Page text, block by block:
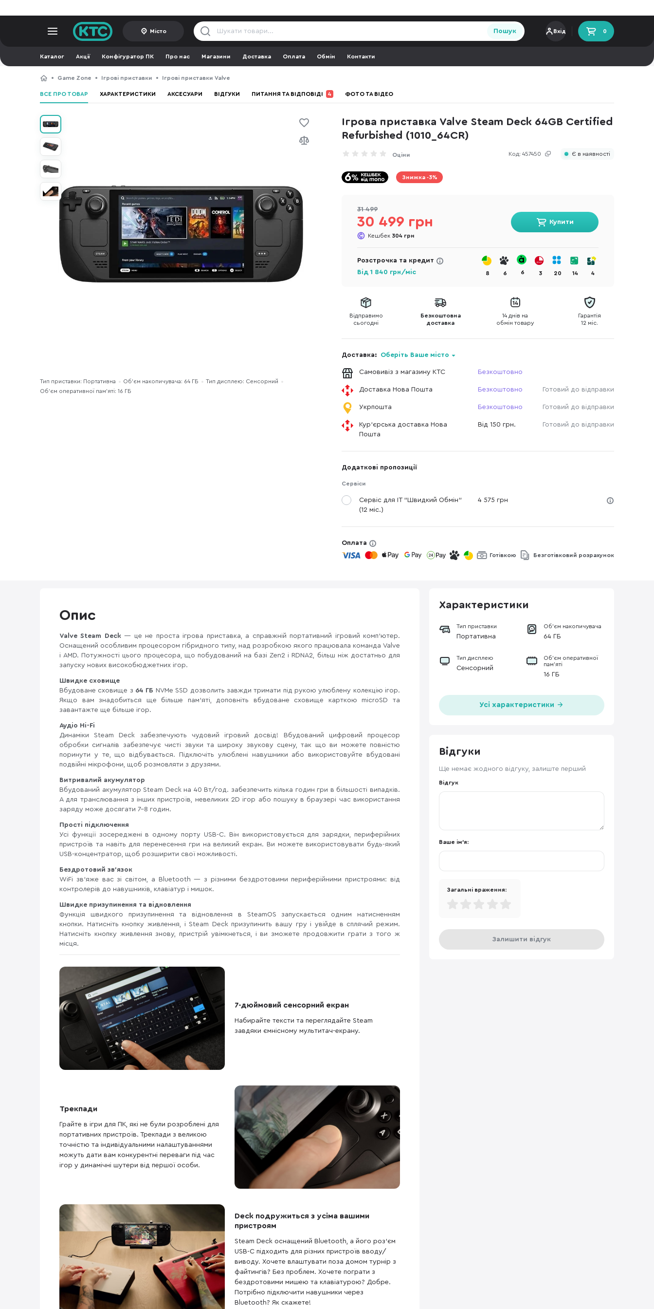
Місто Пошук Вхід 0
Каталог Акції Конфігуратор ПК Про нас Магазини Доставка Оплата Обмін Контакти
Game Zone Ігрові приставки Ігрові приставки Valve
ВСЕ ПРО ТОВАР ХАРАКТЕРИСТИКИ АКСЕСУАРИ ВІДГУКИ ПИТАННЯ ТА ВІДПОВІДІ 4 ФОТО ТА ВІДЕО
Ігрова приставка Valve Steam Deck 64GB Certified
Refurbished (1010_64CR)
Код: 457450
Оціни Є в наявності
Тип приставки: Портативна Об'єм накопичувача: 64 ГБ
Тип дисплею: Сенсорний
Об’єм оперативної пам’яті: 16 ГБ
Знижка -3%
31 499
30 499 грн
Кешбек 304 грн
Купити
Розстрочка та кредит
Від 1 840 грн/міс 8 6 6 3 20 14 4
Відправимо
сьогодні
Безкоштовна
доставка
14 днів на
обмін товару
Гарантія
12 міс.
Доставка: Оберіть Ваше місто
Самовивіз з магазину КТС Безкоштовно
Доставка Нова Пошта Безкоштовно Готовий до відправки
Укрпошта Безкоштовно Готовий до відправки
Кур'єрська доставка Нова
Пошта
Від 150 грн. Готовий до відправки
Додаткові пропозиції
Сервіси
Сервіс для IT "Швидкий Обмін"
(12 міс.)
4 575 грн
Оплата
Готівкою Безготівковий розрахунок
Опис
Valve Steam Deck— це не проста ігрова приставка, а справжній портативний ігровий комп'ютер.
Оснащений особливим процесором гібридного типу, над розробкою якого працювала команда Valve
і AMD. Потужності цього процесора, що побудований на базі Zen2 і RDNA2, більш ніж достатньо для
запуску нових високобюджетних ігор.
Швидке сховище
Вбудоване сховище з 64 ГБ NVMe SSD дозволить завжди тримати під рукою улюблену колекцію ігор.
Якщо вам знадобиться ще більше пам'яті, доповніть вбудоване сховище карткою microSD та
завантажте ще більше ігор.
Аудіо Hi-Fi
Динаміки Steam Deck забезпечують чудовий ігровий досвід! Вбудований цифровий процесор
обробки сигналів забезпечує чисті звуки та широку звукову сцену, так що ви можете повністю
поринути у те, що відбувається. Підключіть улюблені навушники або використовуйте вбудовані
подвійні мікрофони, щоб розмовляти з друзями.
Витривалий акумулятор
Вбудований акумулятор Steam Deck на 40 Вт/год. забезпечить кілька годин гри в більшості випадків.
А для транслювання з інших пристроїв, невеликих 2D ігор або пошуку в браузері час використання
заряду може досягати 7-8 годин.
Прості підключення
Усі функції зосереджені в одному порту USB-C. Він використовується для зарядки, периферійних
пристроїв та навіть для перенесення гри на великий екран. Ви можете використовувати будь-який
USB-концентратор, щоб розширити свої можливості.
Бездротовий зв'язок
WiFi зв'яже вас зі світом, а Bluetooth — з різними бездротовими периферійними пристроями: від
контролерів до навушників, клавіатур і мишок.
Швидке призупинення та відновлення
Функція швидкого призупинення та відновлення в SteamOS запускається одним натисненням
кнопки. Натисніть кнопку живлення, і Steam Deck призупинить вашу гру і увійде в сплячий режим.
Натисніть кнопку живлення знову, пристрій увімкнеться, і ви зможете продовжити грати з того ж
місця.
7-дюймовий сенсорний екран
Набирайте тексти та переглядайте Steam
завдяки ємнісному мультитач-екрану.
Трекпади
Грайте в ігри для ПК, які не були розроблені для
портативних пристроїв. Трекпади з великою
точністю та індивідуальними налаштуваннями
можуть дати вам конкурентні переваги під час
ігор у динамічні шутери від першої особи.
Deck подружиться з усіма вашими
пристроям
Steam Deck оснащений Bluetooth, а його роз'єм
USB-C підходить для різних пристроїв вводу/
виводу. Хочете влаштувати поза домом турнір з
файтингів? Без проблем. Хочете пограти з
бездротовими мишею та клавіатурою? Добре.
Потрібно підключити навушники через
Bluetooth? Як скажете!
Характеристики
Тип приставки
Портативна
Об'єм накопичувача
64 ГБ
Тип дисплею
Сенсорний
Об’єм оперативної
пам’яті
16 ГБ
Усі характеристики
Відгуки
Ще немає жодного відгуку, залиште перший
Відгук
Ваше ім'я:
Загальні враження:
Залишити відгук